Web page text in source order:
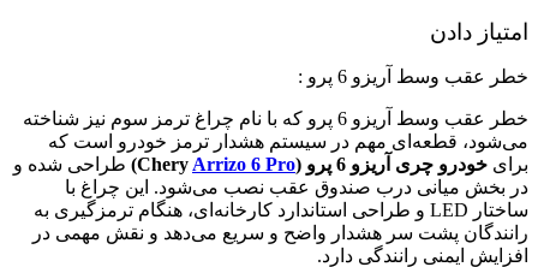
امتیاز دادن
خطر عقب وسط آریزو 6 پرو :
خطر عقب وسط آریزو 6 پرو که با نام چراغ ترمز سوم نیز شناخته
می‌شود، قطعه‌ای مهم در سیستم هشدار ترمز خودرو است که
برای خودرو چری آریزو 6 پرو (Chery Arrizo 6 Pro
) طراحی شده و
در بخش میانی درب صندوق عقب نصب می‌شود. این چراغ با
ساختار LED و طراحی استاندارد کارخانه‌ای، هنگام ترمزگیری به
رانندگان پشت سر هشدار واضح و سریع می‌دهد و نقش مهمی در
افزایش ایمنی رانندگی دارد.